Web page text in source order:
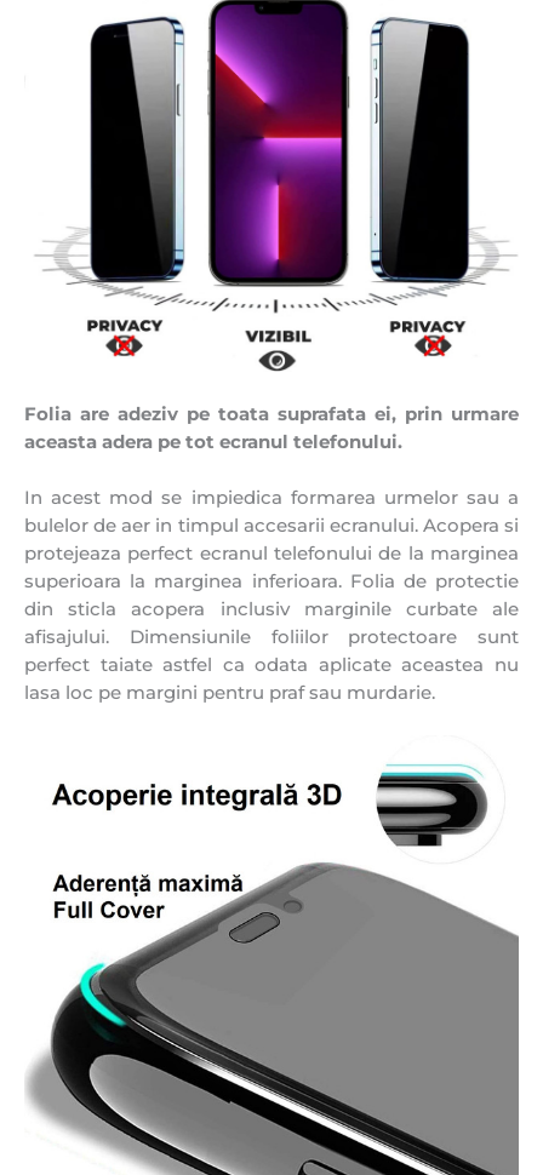
Folia are adeziv pe toata suprafata ei, prin urmare
aceasta adera pe tot ecranul telefonului.
In acest mod se impiedica formarea urmelor sau a
bulelor de aer in timpul accesarii ecranului. Acopera si
protejeaza perfect ecranul telefonului de la marginea
superioara la marginea inferioara. Folia de protectie
din sticla acopera inclusiv marginile curbate ale
afisajului. Dimensiunile foliilor protectoare sunt
perfect taiate astfel ca odata aplicate aceastea nu
lasa loc pe margini pentru praf sau murdarie.